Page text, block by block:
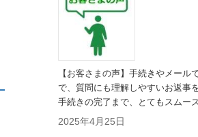
【お客さまの声】手続きやメール
で、質問にも理解しやすいお返事
手続きの完了まで、とてもスムー
2025年4月25日